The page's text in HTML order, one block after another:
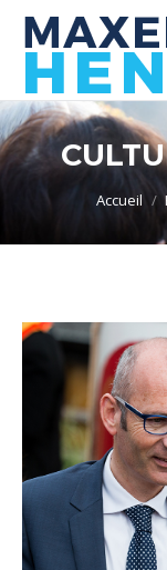
Vous êtes ici :
Accueil